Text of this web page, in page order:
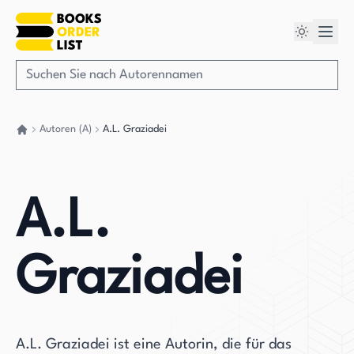
Autoren (A) A.L. Graziadei
A.L.
Graziadei
A.L. Graziadei ist eine Autorin, die für das